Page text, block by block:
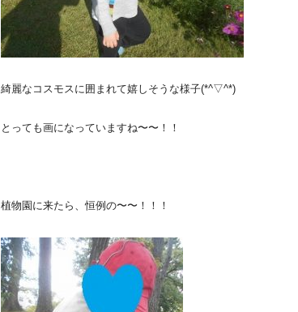
綺麗なコスモスに囲まれて嬉しそうな様子(*^▽^*)
とっても画になっていますね〜〜！！
植物園に来たら、恒例の〜〜！！！